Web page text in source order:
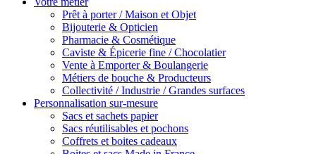
Prêt à porter / Maison et Objet
Bijouterie & Opticien
Pharmacie & Cosmétique
Caviste & Épicerie fine / Chocolatier
Vente à Emporter & Boulangerie
Métiers de bouche & Producteurs
Collectivité / Industrie / Grandes surfaces
Personnalisation sur-mesure
Sacs et sachets papier
Sacs réutilisables et pochons
Coffrets et boites cadeaux